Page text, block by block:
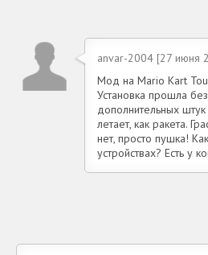
anvar-2004 [27 июня
Мод на Mario Kart
Установка прошла
дополнительных
летает, как ракета.
нет, просто пушка!
устройствах? Есть у